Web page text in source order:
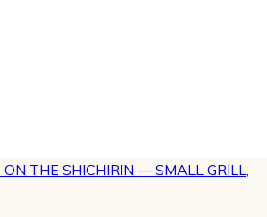
THE SHICHIRIN — SMALL GRILL,